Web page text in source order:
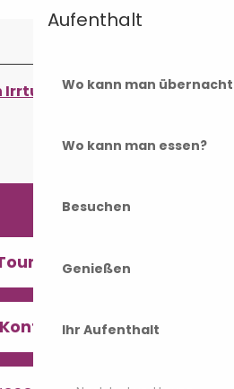
Aufenthalt
Wo kann man
Wo kann man essen?
Besuchen
Genießen
Ihr Aufenthalt
Irrtum angeben
Kontakt